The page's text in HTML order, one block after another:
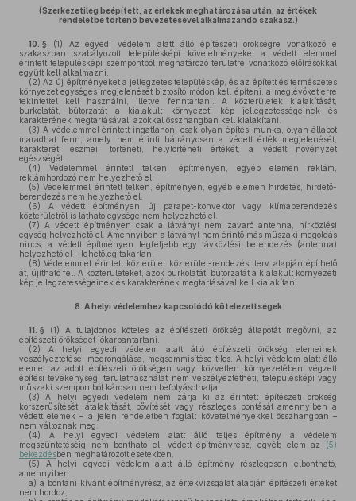
(Szerkezetileg beépített, az értékek meghatározása után, az értékek
rendeletbe történő bevezetésével alkalmazandó szakasz.)
10. § (1) Az egyedi védelem alatt álló építészeti örökségre vonatkozó e
szakaszban szabályozott településképi követelményeket a védett elemmel
érintett településképi szempontból meghatározó területre vonatkozó előírásokkal
együtt kell alkalmazni.
(2) Az új építményeket a jellegzetes településkép, és az épített és természetes
környezet egységes megjelenését biztosító módon kell építeni, a meglévőket erre
tekintettel kell használni, illetve fenntartani. A közterületek kialakítását,
burkolatát, bútorzatát a kialakult környezeti kép jellegzetességeinek és
karakterének megtartásával, azokkal összhangban kell kialakítani.
(3) A védelemmel érintett ingatlanon, csak olyan építési munka, olyan állapot
maradhat fenn, amely nem érinti hátrányosan a védett érték megjelenését,
karakterét, eszmei, történeti, helytörténeti értékét, a védett növényzet
egészségét.
(4) Védelemmel érintett telken, építményen, egyéb elemen reklám,
reklámhordozó nem helyezhető el.
(5) Védelemmel érintett telken, építményen, egyéb elemen hirdetés, hirdető-
berendezés nem helyezhető el.
(6) A védett építményen új parapet-konvektor vagy klímaberendezés
közterületről is látható egysége nem helyezhető el.
(7) A védett építményen csak a látványt nem zavaró antenna, hírközlési
egység helyezhető el. Amennyiben a látványt nem érintő más műszaki megoldás
nincs, a védett építményen legfeljebb egy távközlési berendezés (antenna)
helyezhető el – lehetőleg takartan.
(8) Védelemmel érintett közterület közterület-rendezési terv alapján építhető
át, újítható fel. A közterületeket, azok burkolatát, bútorzatát a kialakult környezeti
kép jellegzetességeinek és karakterének megtartásával kell kialakítani.
8. A helyi védelemhez kapcsolódó kötelezettségek
11. § (1) A tulajdonos köteles az építészeti örökség állapotát megóvni, az
építészeti örökséget jókarbantartani.
(2) A helyi egyedi védelem alatt álló építészeti örökség elemeinek
veszélyeztetése, megrongálása, megsemmisítése tilos. A helyi védelem alatt álló
elemet az adott építészeti örökségen vagy közvetlen környezetében végzett
építési tevékenység, területhasználat nem veszélyeztetheti, településképi vagy
műszaki szempontból károsan nem befolyásolhatja.
(3) A helyi egyedi védelem nem zárja ki az érintett építészeti örökség
korszerűsítését, átalakítását, bővítését vagy részleges bontását amennyiben a
védett elemek – a jelen rendeletben foglalt követelményekkel összhangban –
nem változnak meg.
(4) A helyi egyedi védelem alatt álló teljes építmény a védelem
megszüntetéséig nem bontható el, védett építményrész, egyéb elem az (5)
bekezdésben meghatározott esetekben.
(5) A helyi egyedi védelem alatt álló építmény részlegesen elbontható,
amennyiben
a) a bontani kívánt építményrész, az értékvizsgálat alapján építészeti értéket
nem hordoz,